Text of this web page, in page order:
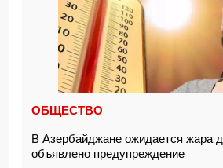
ОБЩЕСТВО
В Азербайджане ожидается жара
объявлено предупреждение